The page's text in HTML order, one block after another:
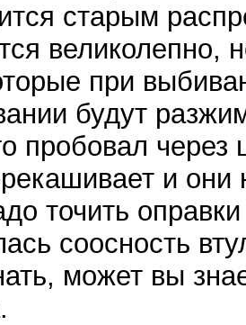
старым
великолепно,
при
будут
пробовал
и
точить
соосность
может вы